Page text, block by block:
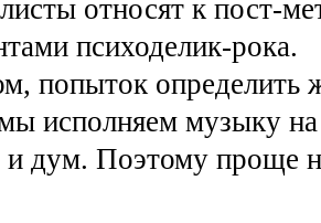
относят к пост-
психоделик-рока.
попыток определить
исполняем музыку
дум. Поэтому проще